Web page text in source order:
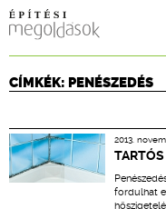
CPR
CÍMKÉK: PENÉSZEDÉS
2013.
TARTÓS
fordulhat